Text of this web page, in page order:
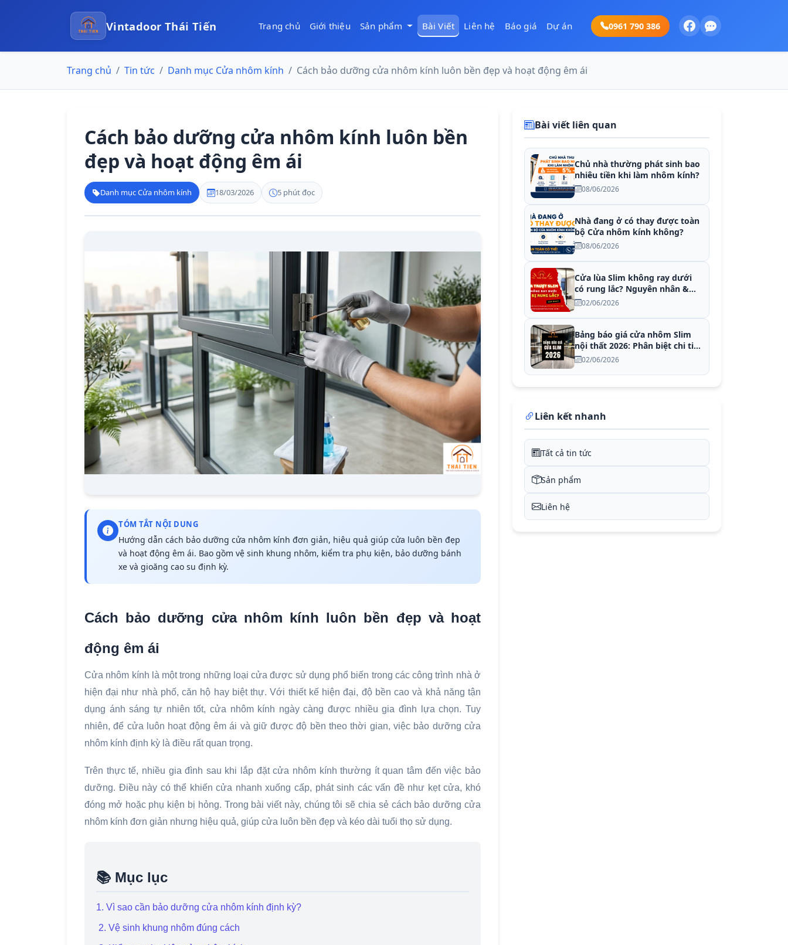
Vintadoor Thái Tiến Trang chủ Giới thiệu Sản phẩm Bài Viết Liên hệ Báo giá Dự án 0961 790 386
Trang chủ Tin tức Danh mục Cửa nhôm kính Cách bảo dưỡng cửa nhôm kính luôn bền đẹp và hoạt động êm ái
Cách bảo dưỡng cửa nhôm kính luôn bền
đẹp và hoạt động êm ái
Danh mục Cửa nhôm kính 18/03/2026 5 phút đọc
TÓM TẮT NỘI DUNG
Hướng dẫn cách bảo dưỡng cửa nhôm kính đơn giản, hiệu quả giúp cửa luôn bền đẹp
và hoạt động êm ái. Bao gồm vệ sinh khung nhôm, kiểm tra phụ kiện, bảo dưỡng bánh
xe và gioăng cao su định kỳ.
Cách bảo dưỡng cửa nhôm kính luôn bền đẹp và hoạt
động êm ái
Cửa nhôm kính là một trong những loại cửa được sử dụng phổ biến trong các công trình nhà ở
hiện đại như nhà phố, căn hộ hay biệt thự. Với thiết kế hiện đại, độ bền cao và khả năng tận
dụng ánh sáng tự nhiên tốt, cửa nhôm kính ngày càng được nhiều gia đình lựa chọn. Tuy
nhiên, để cửa luôn hoạt động êm ái và giữ được độ bền theo thời gian, việc bảo dưỡng cửa
nhôm kính định kỳ là điều rất quan trọng.
Trên thực tế, nhiều gia đình sau khi lắp đặt cửa nhôm kính thường ít quan tâm đến việc bảo
dưỡng. Điều này có thể khiến cửa nhanh xuống cấp, phát sinh các vấn đề như kẹt cửa, khó
đóng mở hoặc phụ kiện bị hỏng. Trong bài viết này, chúng tôi sẽ chia sẻ cách bảo dưỡng cửa
nhôm kính đơn giản nhưng hiệu quả, giúp cửa luôn bền đẹp và kéo dài tuổi thọ sử dụng.
📚 Mục lục
1. Vì sao cần bảo dưỡng cửa nhôm kính định kỳ?
2. Vệ sinh khung nhôm đúng cách
Bài viết liên quan
Chủ nhà thường phát sinh bao
nhiêu tiền khi làm nhôm kính?
08/06/2026
Nhà đang ở có thay được toàn
bộ Cửa nhôm kính không?
08/06/2026
Cửa lùa Slim không ray dưới
có rung lắc? Nguyên nhân &
Khắc phục
02/06/2026
Bảng báo giá cửa nhôm Slim
nội thất 2026: Phân biệt chi tiết
hệ có ray dưới và ray treo trần
02/06/2026
Liên kết nhanh
Tất cả tin tức
Sản phẩm
Liên hệ